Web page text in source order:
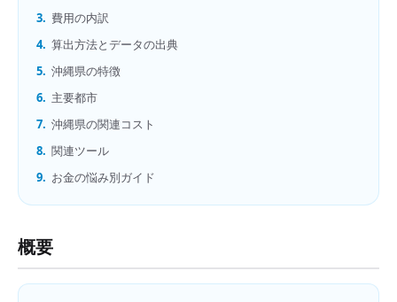
3. 費用の内訳
4. 算出方法とデータの出典
5. 沖縄県の特徴
6. 主要都市
7. 沖縄県の関連コスト
8. 関連ツール
9. お金の悩み別ガイド
概要